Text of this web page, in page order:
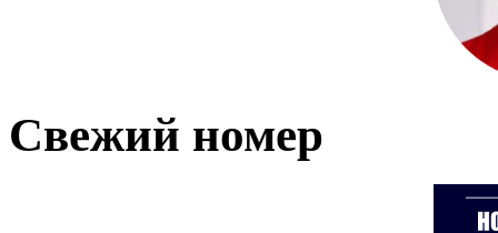
Свежий номер